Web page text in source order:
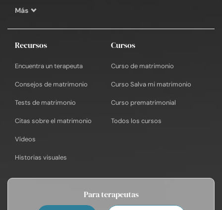
Más
Recursos
Encuentra un terapeuta
Consejos de matrimonio
Tests de matrimonio
Citas sobre el matrimonio
Vídeos
Historias visuales
Cursos
Curso de matrimonio
Curso Salva mi matrimonio
Curso prematrimonial
Todos los cursos
Para terapeutas